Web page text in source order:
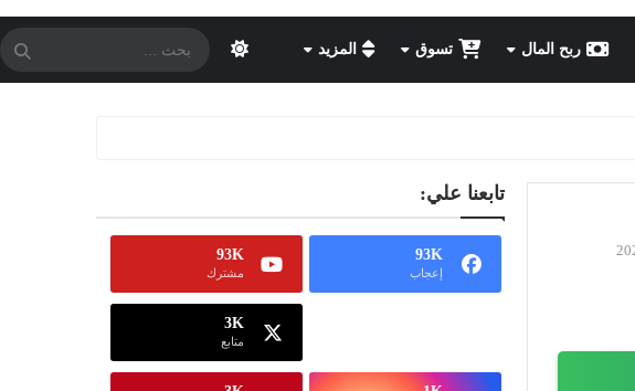
ربح المال تسوق المزيد
تابعنا علي:
93K
إعجاب
93K
مشترك
3K
متابع